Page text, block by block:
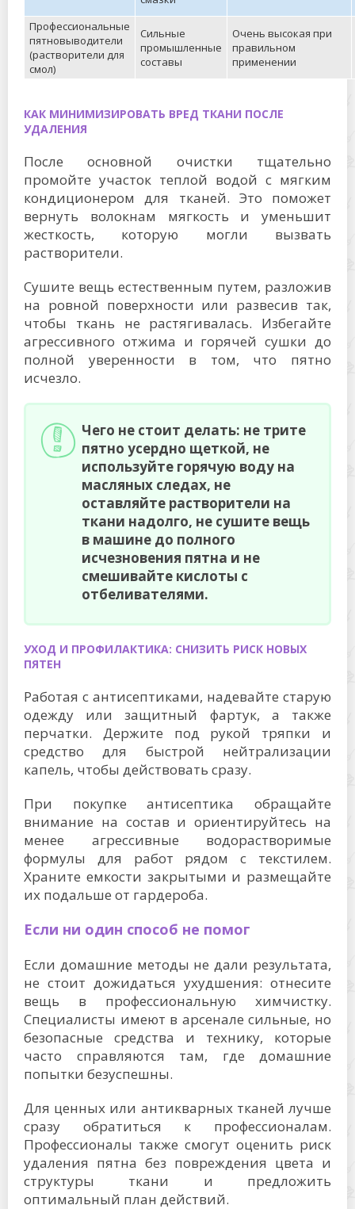
Профессиональные
пятновыводители
(растворители для
смол)
Сильные
промышленные
составы
Очень высокая при
правильном
применении
КАК МИНИМИЗИРОВАТЬ ВРЕД ТКАНИ ПОСЛЕ
УДАЛЕНИЯ
После основной очистки тщательно
промойте участок теплой водой с мягким
кондиционером для тканей. Это поможет
вернуть волокнам мягкость и уменьшит
жесткость, которую могли вызвать
растворители.
Сушите вещь естественным путем, разложив
на ровной поверхности или развесив так,
чтобы ткань не растягивалась. Избегайте
агрессивного отжима и горячей сушки до
полной уверенности в том, что пятно
исчезло.
Чего не стоит делать: не трите
пятно усердно щеткой, не
используйте горячую воду на
масляных следах, не
оставляйте растворители на
ткани надолго, не сушите вещь
в машине до полного
исчезновения пятна и не
смешивайте кислоты с
отбеливателями.
УХОД И ПРОФИЛАКТИКА: СНИЗИТЬ РИСК НОВЫХ
ПЯТЕН
Работая с антисептиками, надевайте старую
одежду или защитный фартук, а также
перчатки. Держите под рукой тряпки и
средство для быстрой нейтрализации
капель, чтобы действовать сразу.
При покупке антисептика обращайте
внимание на состав и ориентируйтесь на
менее агрессивные водорастворимые
формулы для работ рядом с текстилем.
Храните емкости закрытыми и размещайте
их подальше от гардероба.
Если ни один способ не помог
Если домашние методы не дали результата,
не стоит дожидаться ухудшения: отнесите
вещь в профессиональную химчистку.
Специалисты имеют в арсенале сильные, но
безопасные средства и технику, которые
часто справляются там, где домашние
попытки безуспешны.
Для ценных или антикварных тканей лучше
сразу обратиться к профессионалам.
Профессионалы также смогут оценить риск
удаления пятна без повреждения цвета и
структуры ткани и предложить
оптимальный план действий.